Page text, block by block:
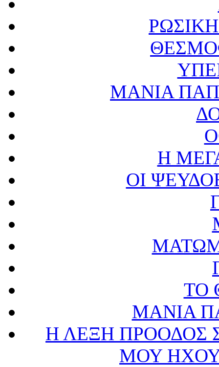
ΜΑΝΙΑ
Η
ΟΙ
ΤΟ
ΜΑΝΙΑ
Η ΛΕΞΗ ΠΡΟΟΔΟΣ
ΜΟΥ